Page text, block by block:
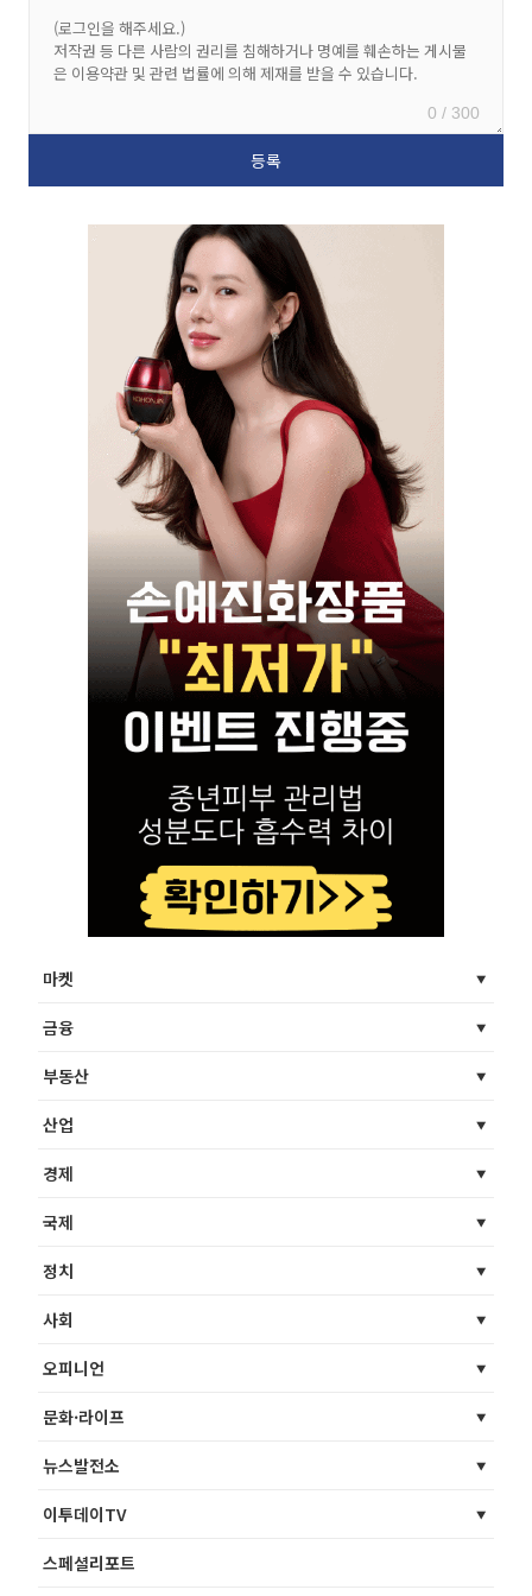
0 / 300
마켓
금융
부동산
산업
경제
국제
정치
사회
오피니언
문화·라이프
뉴스발전소
이투데이TV
스페셜리포트